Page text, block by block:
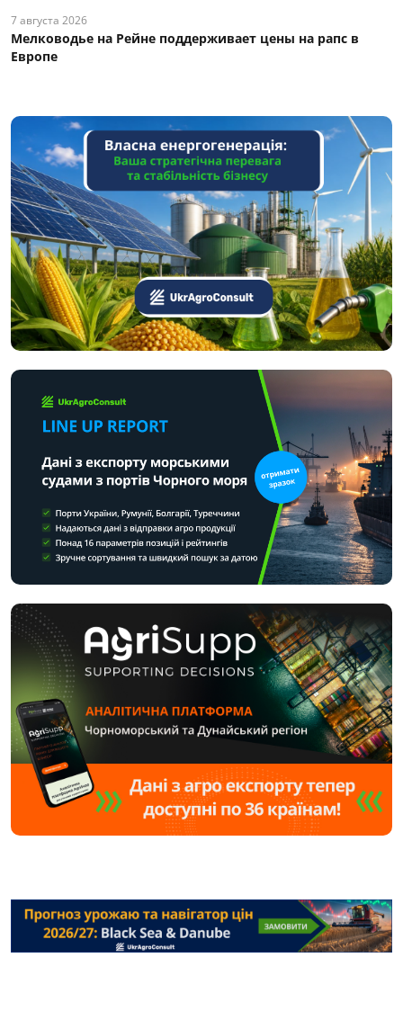
7 августа 2026
Мелководье на Рейне поддерживает цены на рапс в
Европе